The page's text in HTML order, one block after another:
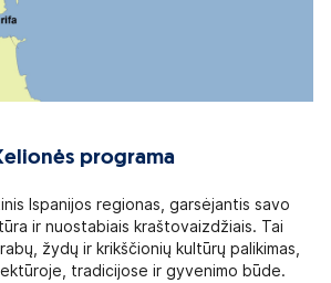
programa
Ispanijos regionas, garsėjantis savo
ir nuostabiais kraštovaizdžiais. Tai
žydų ir krikščionių kultūrų palikimas,
tradicijose ir gyvenimo būde.